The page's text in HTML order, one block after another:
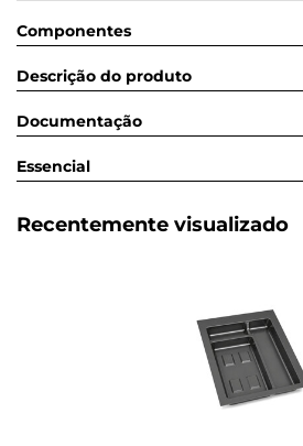
Componentes
Descrição do produto
Documentação
Essencial
Recentemente visualizado